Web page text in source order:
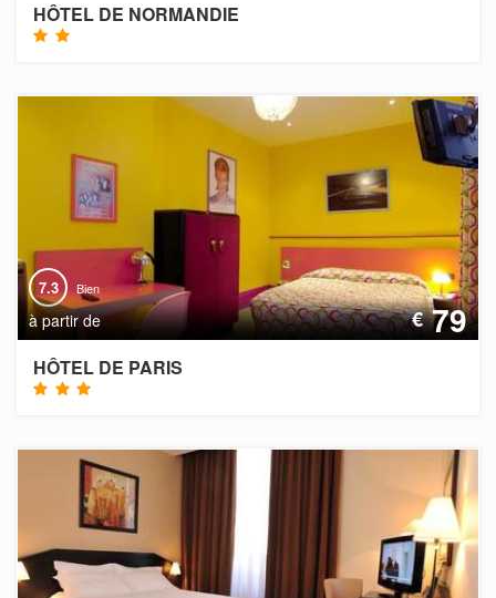
HÔTEL DE NORMANDIE
7.3 Bien
à partir de €79
HÔTEL DE PARIS